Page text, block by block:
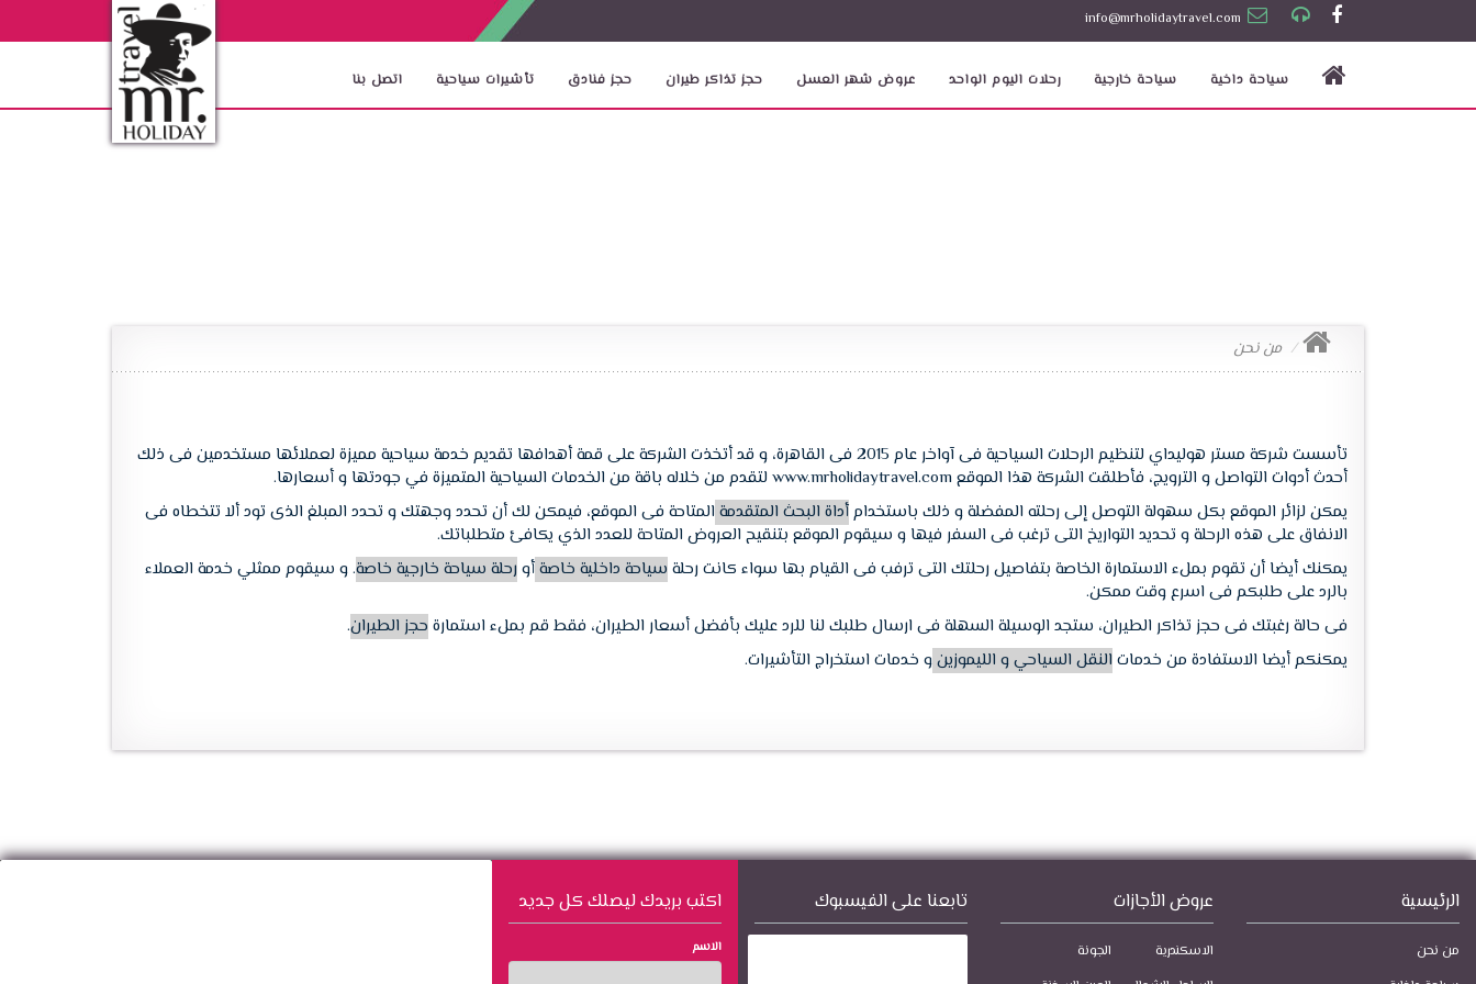
info@mrholidaytravel.com
سياحة داخية سياحة خارجية رحلات اليوم الواحد عروض شهر العسل حجز تذاكر طيران حجز فنادق تأشيرات سياحية اتصل بنا
من نحن
تأسست شركة مستر هوليداي لتنظيم الرحلات السياحية فى آواخر عام 2015 فى القاهرة، و قد أتخذت الشركة على قمة أهدافها تقديم خدمة سياحية مميزة لعملائها مستخدمين فى ذلك
أحدث أدوات التواصل و الترويج، فأطلقت الشركة هذا الموقع www.mrholidaytravel.com لتقدم من خلاله باقة من الخدمات السياحية المتميزة في جودتها و أسعارها.
يمكن لزائر الموقع بكل سهولة التوصل إلى رحلته المفضلة و ذلك باستخدامأداة البحث المتقدمة المتاحة فى الموقع، فيمكن لك أن تحدد وجهتك و تحدد المبلغ الذى تود ألا تتخطاه فى
الانفاق على هذه الرحلة و تحديد التواريخ التى ترغب فى السفر فيها و سيقوم الموقع بتنقيح العروض المتاحة للعدد الذي يكافئ متطلباتك.
يمكنك أيضا أن تقوم بملء الاستمارة الخاصة بتفاصيل رحلتك التى ترفب فى القيام بها سواء كانت رحلة سياحة داخلية خاصةأو رحلة سياحة خارجية خاصة. و سيقوم ممثلي خدمة العملاء
بالرد على طلبكم فى اسرع وقت ممكن.
فى حالة رغبتك فى حجز تذاكر الطيران، ستجد الوسيلة السهلة فى ارسال طلبك لنا للرد عليك بأفضل أسعار الطيران، فقط قم بملء استمارة حجز الطيران.
يمكنكم أيضا الاستفادة من خدمات النقل السياحي و الليموزينو خدمات استخراج التأشيرات.
الرئيسية
من نحن
عروض الأجازات
الاسكندرية
الجونة
تابعنا على الفيسبوك اكتب بريدك ليصلك كل جديد
الاسم